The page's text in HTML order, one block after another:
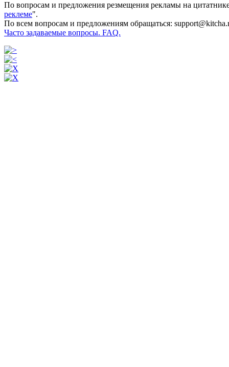
По вопросам и предложения резмещения рекламы на
реклеме".
По всем вопросам и предложениям обращаться:
Часто задаваемые вопросы. FAQ.